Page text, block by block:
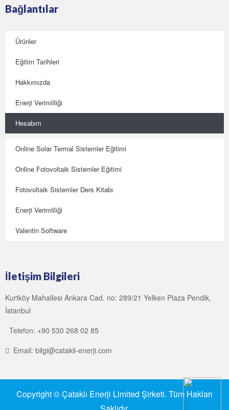
Bağlantılar
Ürünler
Eğitim Tarihleri
Hakkımızda
Enerji Verimliliği
Hesabım
Online Solar Termal Sistemler Eğitimi
Online Fotovoltaik Sistemler Eğitimi
Fotovoltaik Sistemler Ders Kitabı
Enerji Verimliliği
Valentin Software
İletişim Bilgileri
Kurtköy Mahallesi Ankara Cad. no: 289/21 Yelken Plaza Pendik,
İstanbul
Telefon: +90 530 268 02 85
Email: bilgi@catakli-enerji.com
Copyright © Çataklı Enerji Limited Şirketi. Tüm Hakları